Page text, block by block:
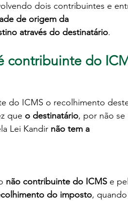
dois contribuintes e
de origem da
através do destinatário.
contribuinte do
do ICMS o recolhimento
que o destinatário, por não se
Lei Kandir não tem a
não contribuinte do ICMS e
do imposto,